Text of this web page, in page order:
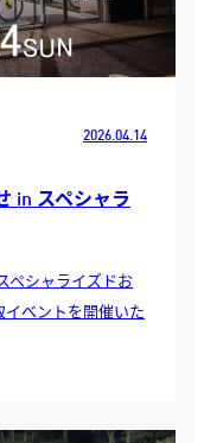
2026.04.14
in スペシャラ
ペシャライズドお
イベントを開催いた